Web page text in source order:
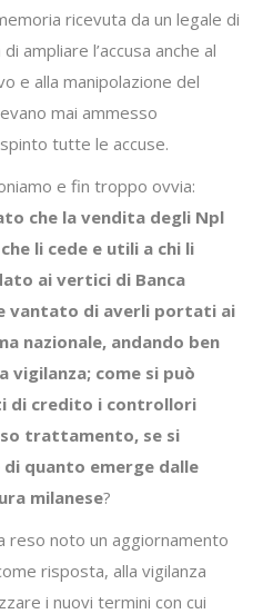
ricevuta da un legale di
ampliare l’accusa anche al
e alla manipolazione del
mai ammesso
tutte le accuse.
e fin troppo ovvia:
che la vendita degli Npl
li cede e utili a chi li
ai vertici di Banca
vantato di averli portati ai
nazionale, andando ben
come si può
di credito i controllori
trattamento, se si
quanto emerge dalle
milanese?
reso noto un aggiornamento
risposta, alla vigilanza
i nuovi termini con cui